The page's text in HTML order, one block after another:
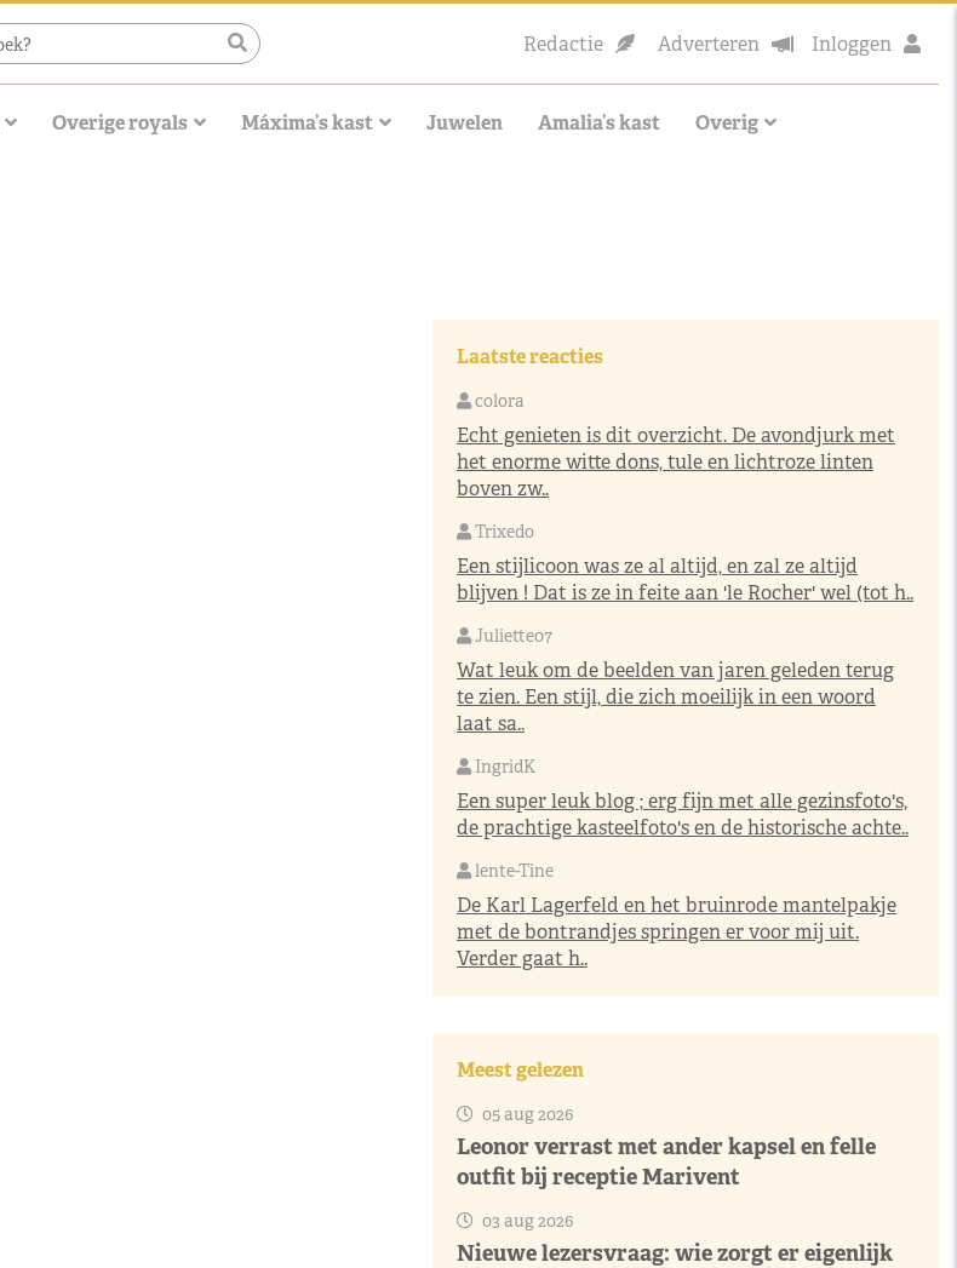
Redactie Adverteren Inloggen
Overige royals Máxima’s kast Juwelen Amalia’s kast Overig
Laatste reacties
colora
Echt genieten is dit overzicht. De avondjurk met
het enorme witte dons, tule en lichtroze linten
boven zw..
Trixedo
Een stijlicoon was ze al altijd, en zal ze altijd
blijven ! Dat is ze in feite aan 'le Rocher' wel (tot h..
Juliette07
Wat leuk om de beelden van jaren geleden terug
te zien. Een stijl, die zich moeilijk in een woord
laat sa..
IngridK
Een super leuk blog ; erg fijn met alle gezinsfoto's,
de prachtige kasteelfoto's en de historische achte..
lente-Tine
De Karl Lagerfeld en het bruinrode mantelpakje
met de bontrandjes springen er voor mij uit.
Verder gaat h..
Meest gelezen
05 aug 2026
Leonor verrast met ander kapsel en felle
outfit bij receptie Marivent
03 aug 2026
Nieuwe lezersvraag: wie zorgt er eigenlijk